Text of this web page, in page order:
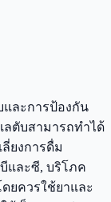
และการป้องกัน
ลตับสามารถทำได้
ยงการดื่ม
และซี, บริโภค
ยควรใช้ยาและ